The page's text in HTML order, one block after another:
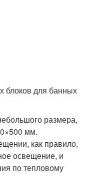
блоков для банных
размера,
мм.
как правило,
освещение, и
по тепловому